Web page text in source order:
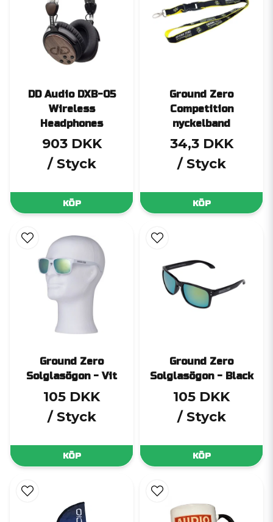
DD Audio DXB-05
Wireless
Headphones
903 DKK
/ Styck
KÖP
Ground Zero
Competition
nyckelband
34,3 DKK
/ Styck
KÖP
Ground Zero
Solglasögon - Vit
105 DKK
/ Styck
KÖP
Ground Zero
Solglasögon - Black
105 DKK
/ Styck
KÖP